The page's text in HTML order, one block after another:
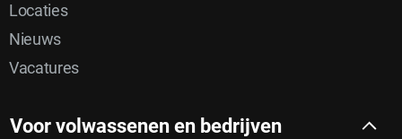
Locaties
Nieuws
Vacatures
Voor volwassenen en bedrijven